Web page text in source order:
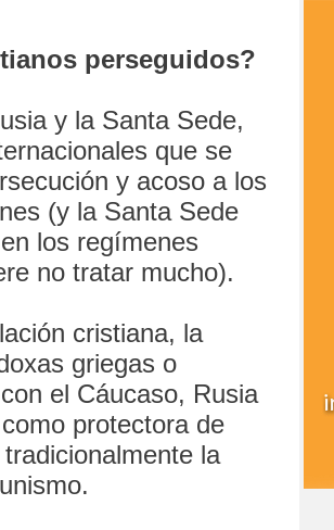
perseguidos?
y la Santa Sede,
que se
y acoso a los
(y la Santa Sede
los regímenes
no tratar mucho).
cristiana, la
griegas o
el Cáucaso, Rusia
protectora de
la